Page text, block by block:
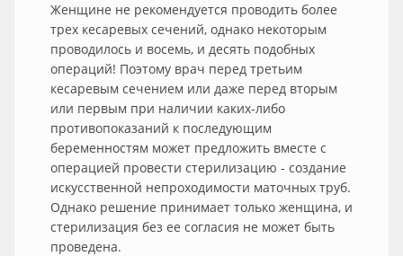
Женщине не рекомендуется проводить более
трех кесаревых сечений, однако некоторым
проводилось и восемь, и десять подобных
операций! Поэтому врач перед третьим
кесаревым сечением или даже перед вторым
или первым при наличии каких-либо
противопоказаний к последующим
беременностям может предложить вместе с
операцией провести стерилизацию - создание
искусственной непроходимости маточных труб.
Однако решение принимает только женщина, и
стерилизация без ее согласия не может быть
проведена.